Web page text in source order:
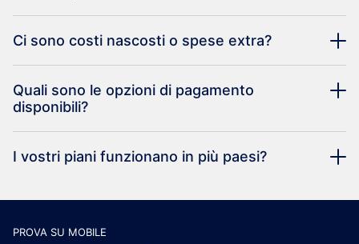
Ci sono costi nascosti o spese extra?
Quali sono le opzioni di pagamento
disponibili?
I vostri piani funzionano in più paesi?
PROVA SU MOBILE